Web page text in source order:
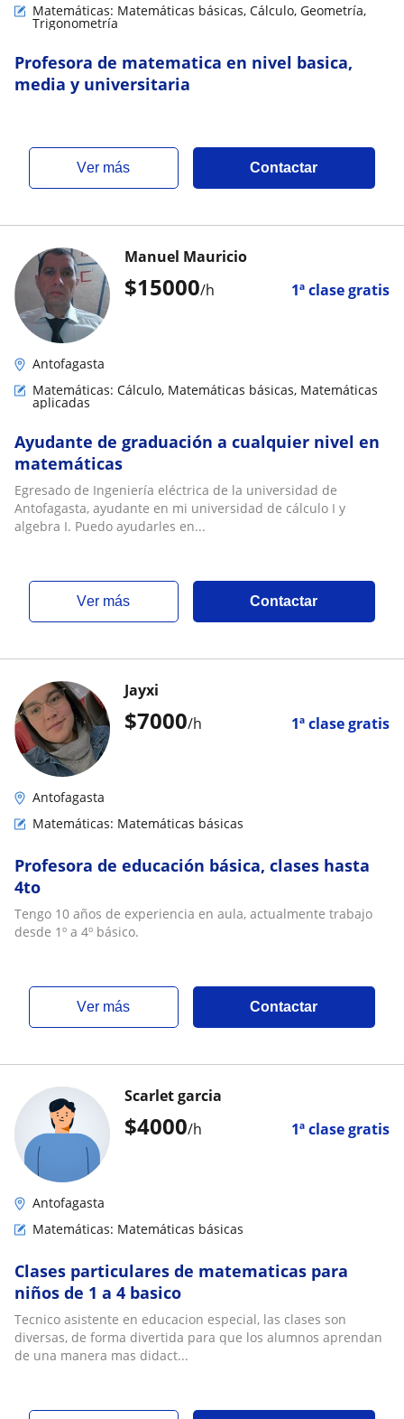
Matemáticas: Matemáticas básicas, Cálculo, Geometría,
Trigonometría
Profesora de matematica en nivel basica,
media y universitaria
ver más Contactar
$15000/h 1ª clase gratis
Manuel Mauricio
Antofagasta
Matemáticas: Cálculo, Matemáticas básicas, Matemáticas
aplicadas
Ayudante de graduación a cualquier nivel en
matemáticas
Egresado de Ingeniería eléctrica de la universidad de
Antofagasta, ayudante en mi universidad de cálculo I y
algebra I. Puedo ayudarles en...
ver más Contactar
$7000/h 1ª clase gratis
Jayxi
Antofagasta
Matemáticas: Matemáticas básicas
Profesora de educación básica, clases hasta
4to
Tengo 10 años de experiencia en aula, actualmente trabajo
desde 1º a 4º básico.
ver más Contactar
$4000/h 1ª clase gratis
Scarlet garcia
Antofagasta
Matemáticas: Matemáticas básicas
Clases particulares de matematicas para
niños de 1 a 4 basico
Tecnico asistente en educacion especial, las clases son
diversas, de forma divertida para que los alumnos aprendan
de una manera mas didact...